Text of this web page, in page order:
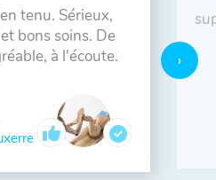
tenu. Sérieux,
bons soins. De
à l'écoute.